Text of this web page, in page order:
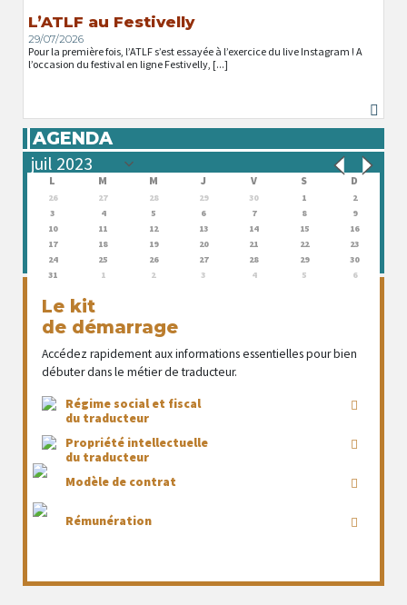
L’ATLF au Festivelly
29/07/2026
Pour la première fois, l’ATLF s’est essayée à l’exercice du live Instagram ! A
l’occasion du festival en ligne Festivelly, [...]
AGENDA
L M M J V S D
26 27 28 29 30 1
2
3
4 5 6 7 8
9
10
11 12 13 14 15
16
17
18 19 20 21 22
23
24
25 26 27 28 29
30
31
1 2 3 4 5 6
Le kit
de démarrage
Accédez rapidement aux informations essentielles pour bien
débuter dans le métier de traducteur.
Régime social et fiscal
du traducteur
Propriété intellectuelle
du traducteur
Modèle de contrat
Rémunération